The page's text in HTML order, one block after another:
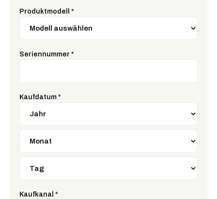
Produktmodell *
Seriennummer *
Kaufdatum *
Kaufkanal *